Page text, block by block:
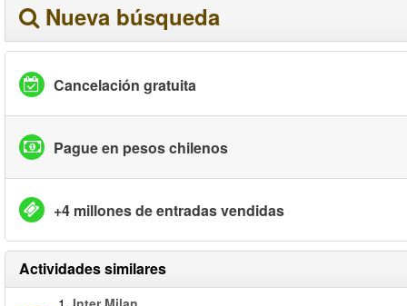
Nueva búsqueda
Cancelación gratuita
Pague en pesos chilenos
+4 millones de entradas vendidas
Actividades similares